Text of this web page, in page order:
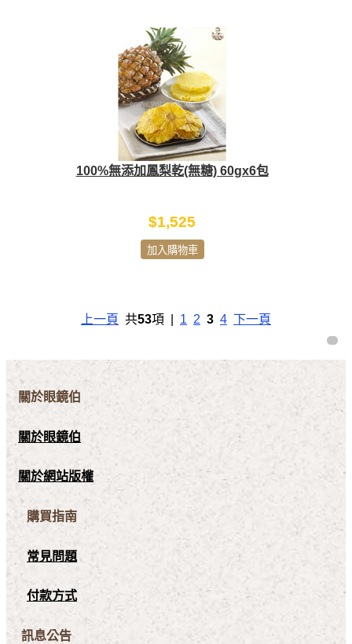
100%無添加鳳梨乾(無糖) 60gx6包
$1,525
加入購物車
上一頁 共53項 | 1 2 3 4 下一頁
關於眼鏡伯
關於眼鏡伯
關於網站版權
購買指南
常見問題
付款方式
訊息公告